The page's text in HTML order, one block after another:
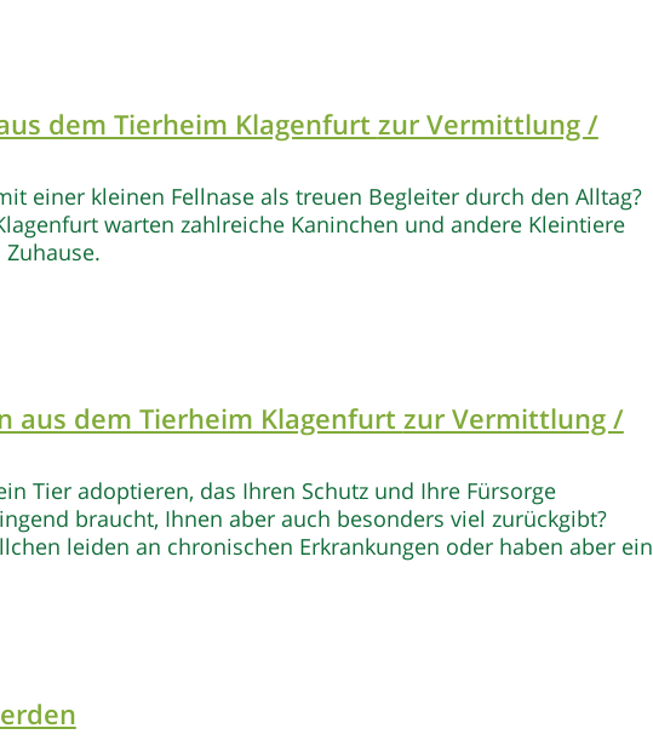
dem Tierheim Klagenfurt zur Vermittlung /
einer kleinen Fellnase als treuen Begleiter durch den Alltag?
warten zahlreiche Kaninchen und andere Kleintiere
aus dem Tierheim Klagenfurt zur Vermittlung /
Tier adoptieren, das Ihren Schutz und Ihre Fürsorge
braucht, Ihnen aber auch besonders viel zurückgibt?
leiden an chronischen Erkrankungen oder haben aber ein